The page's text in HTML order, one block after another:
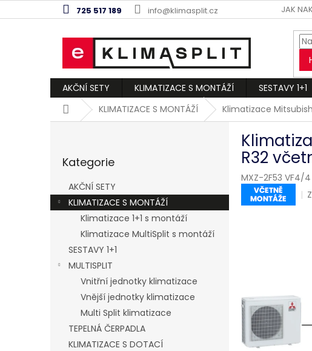
na
725 517 189 info@klimasplit.cz JAK
AKČNÍ SETY KLIMATIZACE S MONTÁŽÍ SESTAVY 1+1
DomůKLIMATIZACE S MONTÁŽÍ Klimatizace
a
n
kategorie
Kategorie
AKČNÍ SETY
KLIMATIZACE S MONTÁŽÍ
Klimatizace 1+1 s montáží
Klimatizace MultiSplit s montáží
SESTAVY 1+1
MULTISPLIT
Vnitřní jednotky klimatizace
Vnější jednotky klimatizace
Multi Split klimatizace
TEPELNÁ ČERPADLA
KLIMATIZACE S DOTACÍ
R32
MXZ-2F53 VF4/4